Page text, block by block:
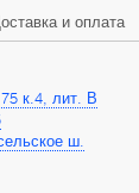
к.4, лит. В
ш.
и оплата